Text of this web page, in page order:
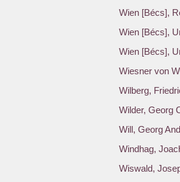
Wien [Bécs],
Wien [Bécs],
Wien [Bécs],
Wiesner von
Wilberg,
Wilder, Georg
Will, Georg
Windhag,
Wiswald,